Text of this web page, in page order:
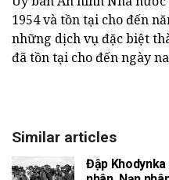
1954 và tồn tại cho đến
những dịch vụ đặc biệt
đã tồn tại cho đến ngày
Similar articles
Đập